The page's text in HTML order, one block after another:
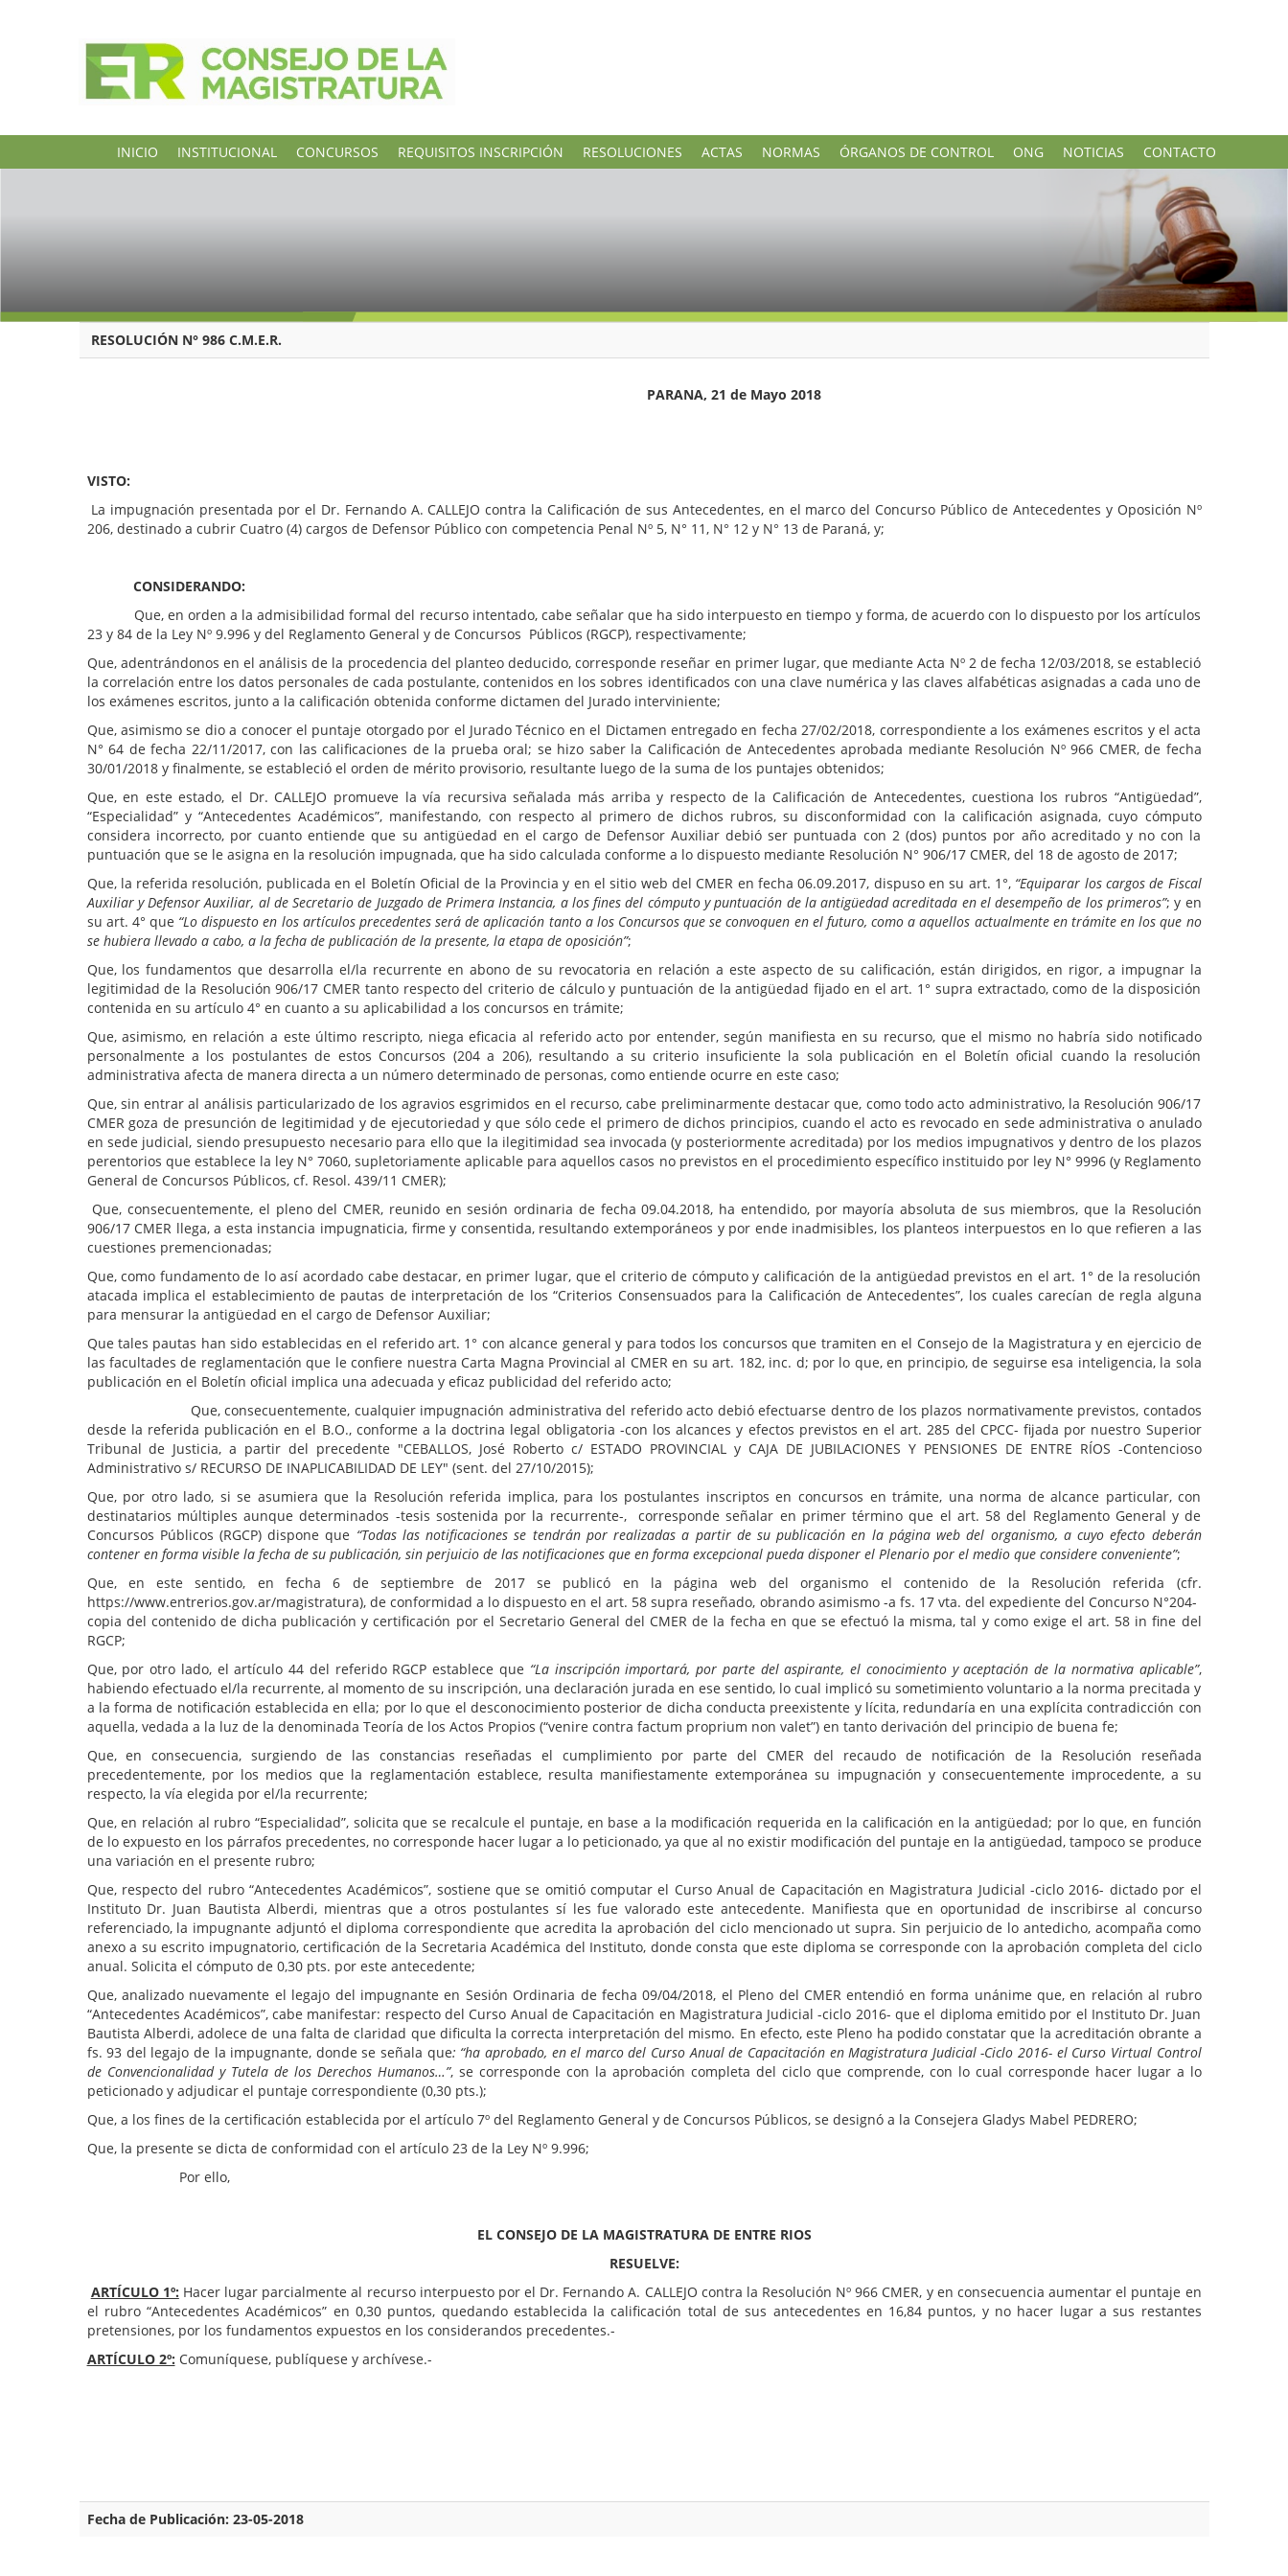
INICIO INSTITUCIONAL CONCURSOS REQUISITOS INSCRIPCIÓN RESOLUCIONES ACTAS NORMAS ÓRGANOS DE CONTROL ONG NOTICIAS CONTACTO
RESOLUCIÓN N° 986 C.M.E.R.
PARANA, 21 de Mayo 2018
VISTO:
La impugnación presentada por el Dr. Fernando A. CALLEJO contra la Calificación de sus Antecedentes, en el marco del Concurso Público de Antecedentes y Oposición Nº
206, destinado a cubrir Cuatro (4) cargos de Defensor Público con competencia Penal Nº 5, N° 11, N° 12 y N° 13 de Paraná, y;
CONSIDERANDO:
Que, en orden a la admisibilidad formal del recurso intentado, cabe señalar que ha sido interpuesto en tiempo y forma, de acuerdo con lo dispuesto por los artículos
23 y 84 de la Ley Nº 9.996 y del Reglamento General y de Concursos Públicos (RGCP), respectivamente;
Que, adentrándonos en el análisis de la procedencia del planteo deducido, corresponde reseñar en primer lugar, que mediante Acta Nº 2 de fecha 12/03/2018, se estableció
la correlación entre los datos personales de cada postulante, contenidos en los sobres identificados con una clave numérica y las claves alfabéticas asignadas a cada uno de
los exámenes escritos, junto a la calificación obtenida conforme dictamen del Jurado interviniente;
Que, asimismo se dio a conocer el puntaje otorgado por el Jurado Técnico en el Dictamen entregado en fecha 27/02/2018, correspondiente a los exámenes escritos y el acta
N° 64 de fecha 22/11/2017, con las calificaciones de la prueba oral; se hizo saber la Calificación de Antecedentes aprobada mediante Resolución Nº 966 CMER, de fecha
30/01/2018 y finalmente, se estableció el orden de mérito provisorio, resultante luego de la suma de los puntajes obtenidos;
Que, en este estado, el Dr. CALLEJO promueve la vía recursiva señalada más arriba y respecto de la Calificación de Antecedentes, cuestiona los rubros “Antigüedad”,
“Especialidad” y “Antecedentes Académicos”, manifestando, con respecto al primero de dichos rubros, su disconformidad con la calificación asignada, cuyo cómputo
considera incorrecto, por cuanto entiende que su antigüedad en el cargo de Defensor Auxiliar debió ser puntuada con 2 (dos) puntos por año acreditado y no con la
puntuación que se le asigna en la resolución impugnada, que ha sido calculada conforme a lo dispuesto mediante Resolución N° 906/17 CMER, del 18 de agosto de 2017;
Que, la referida resolución, publicada en el Boletín Oficial de la Provincia y en el sitio web del CMER en fecha 06.09.2017, dispuso en su art. 1°, “Equiparar los cargos de Fiscal
Auxiliar y Defensor Auxiliar, al de Secretario de Juzgado de Primera Instancia, a los fines del cómputo y puntuación de la antigüedad acreditada en el desempeño de los primeros”; y en
su art. 4° que “Lo dispuesto en los artículos precedentes será de aplicación tanto a los Concursos que se convoquen en el futuro, como a aquellos actualmente en trámite en los que no
se hubiera llevado a cabo, a la fecha de publicación de la presente, la etapa de oposición”;
Que, los fundamentos que desarrolla el/la recurrente en abono de su revocatoria en relación a este aspecto de su calificación, están dirigidos, en rigor, a impugnar la
legitimidad de la Resolución 906/17 CMER tanto respecto del criterio de cálculo y puntuación de la antigüedad fijado en el art. 1° supra extractado, como de la disposición
contenida en su artículo 4° en cuanto a su aplicabilidad a los concursos en trámite;
Que, asimismo, en relación a este último rescripto, niega eficacia al referido acto por entender, según manifiesta en su recurso, que el mismo no habría sido notificado
personalmente a los postulantes de estos Concursos (204 a 206), resultando a su criterio insuficiente la sola publicación en el Boletín oficial cuando la resolución
administrativa afecta de manera directa a un número determinado de personas, como entiende ocurre en este caso;
Que, sin entrar al análisis particularizado de los agravios esgrimidos en el recurso, cabe preliminarmente destacar que, como todo acto administrativo, la Resolución 906/17
CMER goza de presunción de legitimidad y de ejecutoriedad y que sólo cede el primero de dichos principios, cuando el acto es revocado en sede administrativa o anulado
en sede judicial, siendo presupuesto necesario para ello que la ilegitimidad sea invocada (y posteriormente acreditada) por los medios impugnativos y dentro de los plazos
perentorios que establece la ley N° 7060, supletoriamente aplicable para aquellos casos no previstos en el procedimiento específico instituido por ley N° 9996 (y Reglamento
General de Concursos Públicos, cf. Resol. 439/11 CMER);
Que, consecuentemente, el pleno del CMER, reunido en sesión ordinaria de fecha 09.04.2018, ha entendido, por mayoría absoluta de sus miembros, que la Resolución
906/17 CMER llega, a esta instancia impugnaticia, firme y consentida, resultando extemporáneos y por ende inadmisibles, los planteos interpuestos en lo que refieren a las
cuestiones premencionadas;
Que, como fundamento de lo así acordado cabe destacar, en primer lugar, que el criterio de cómputo y calificación de la antigüedad previstos en el art. 1° de la resolución
atacada implica el establecimiento de pautas de interpretación de los “Criterios Consensuados para la Calificación de Antecedentes”, los cuales carecían de regla alguna
para mensurar la antigüedad en el cargo de Defensor Auxiliar;
Que tales pautas han sido establecidas en el referido art. 1° con alcance general y para todos los concursos que tramiten en el Consejo de la Magistratura y en ejercicio de
las facultades de reglamentación que le confiere nuestra Carta Magna Provincial al CMER en su art. 182, inc. d; por lo que, en principio, de seguirse esa inteligencia, la sola
publicación en el Boletín oficial implica una adecuada y eficaz publicidad del referido acto;
Que, consecuentemente, cualquier impugnación administrativa del referido acto debió efectuarse dentro de los plazos normativamente previstos, contados
desde la referida publicación en el B.O., conforme a la doctrina legal obligatoria -con los alcances y efectos previstos en el art. 285 del CPCC- fijada por nuestro Superior
Tribunal de Justicia, a partir del precedente "CEBALLOS, José Roberto c/ ESTADO PROVINCIAL y CAJA DE JUBILACIONES Y PENSIONES DE ENTRE RÍOS -Contencioso
Administrativo s/ RECURSO DE INAPLICABILIDAD DE LEY" (sent. del 27/10/2015);
Que, por otro lado, si se asumiera que la Resolución referida implica, para los postulantes inscriptos en concursos en trámite, una norma de alcance particular, con
destinatarios múltiples aunque determinados -tesis sostenida por la recurrente-, corresponde señalar en primer término que el art. 58 del Reglamento General y de
Concursos Públicos (RGCP) dispone que “Todas las notificaciones se tendrán por realizadas a partir de su publicación en la página web del organismo, a cuyo efecto deberán
contener en forma visible la fecha de su publicación, sin perjuicio de las notificaciones que en forma excepcional pueda disponer el Plenario por el medio que considere conveniente”;
Que, en este sentido, en fecha 6 de septiembre de 2017 se publicó en la página web del organismo el contenido de la Resolución referida (cfr.
https://www.entrerios.gov.ar/magistratura), de conformidad a lo dispuesto en el art. 58 supra reseñado, obrando asimismo -a fs. 17 vta. del expediente del Concurso N°204-
copia del contenido de dicha publicación y certificación por el Secretario General del CMER de la fecha en que se efectuó la misma, tal y como exige el art. 58 in fine del
RGCP;
Que, por otro lado, el artículo 44 del referido RGCP establece que “La inscripción importará, por parte del aspirante, el conocimiento y aceptación de la normativa aplicable”,
habiendo efectuado el/la recurrente, al momento de su inscripción, una declaración jurada en ese sentido, lo cual implicó su sometimiento voluntario a la norma precitada y
a la forma de notificación establecida en ella; por lo que el desconocimiento posterior de dicha conducta preexistente y lícita, redundaría en una explícita contradicción con
aquella, vedada a la luz de la denominada Teoría de los Actos Propios (“venire contra factum proprium non valet”) en tanto derivación del principio de buena fe;
Que, en consecuencia, surgiendo de las constancias reseñadas el cumplimiento por parte del CMER del recaudo de notificación de la Resolución reseñada
precedentemente, por los medios que la reglamentación establece, resulta manifiestamente extemporánea su impugnación y consecuentemente improcedente, a su
respecto, la vía elegida por el/la recurrente;
Que, en relación al rubro “Especialidad”, solicita que se recalcule el puntaje, en base a la modificación requerida en la calificación en la antigüedad; por lo que, en función
de lo expuesto en los párrafos precedentes, no corresponde hacer lugar a lo peticionado, ya que al no existir modificación del puntaje en la antigüedad, tampoco se produce
una variación en el presente rubro;
Que, respecto del rubro “Antecedentes Académicos”, sostiene que se omitió computar el Curso Anual de Capacitación en Magistratura Judicial -ciclo 2016- dictado por el
Instituto Dr. Juan Bautista Alberdi, mientras que a otros postulantes sí les fue valorado este antecedente. Manifiesta que en oportunidad de inscribirse al concurso
referenciado, la impugnante adjuntó el diploma correspondiente que acredita la aprobación del ciclo mencionado ut supra. Sin perjuicio de lo antedicho, acompaña como
anexo a su escrito impugnatorio, certificación de la Secretaria Académica del Instituto, donde consta que este diploma se corresponde con la aprobación completa del ciclo
anual. Solicita el cómputo de 0,30 pts. por este antecedente;
Que, analizado nuevamente el legajo del impugnante en Sesión Ordinaria de fecha 09/04/2018, el Pleno del CMER entendió en forma unánime que, en relación al rubro
“Antecedentes Académicos”, cabe manifestar: respecto del Curso Anual de Capacitación en Magistratura Judicial -ciclo 2016- que el diploma emitido por el Instituto Dr. Juan
Bautista Alberdi, adolece de una falta de claridad que dificulta la correcta interpretación del mismo. En efecto, este Pleno ha podido constatar que la acreditación obrante a
fs. 93 del legajo de la impugnante, donde se señala que: “ha aprobado, en el marco del Curso Anual de Capacitación en Magistratura Judicial -Ciclo 2016- el Curso Virtual Control
de Convencionalidad y Tutela de los Derechos Humanos…”, se corresponde con la aprobación completa del ciclo que comprende, con lo cual corresponde hacer lugar a lo
peticionado y adjudicar el puntaje correspondiente (0,30 pts.);
Que, a los fines de la certificación establecida por el artículo 7º del Reglamento General y de Concursos Públicos, se designó a la Consejera Gladys Mabel PEDRERO;
Que, la presente se dicta de conformidad con el artículo 23 de la Ley Nº 9.996;
Por ello,
EL CONSEJO DE LA MAGISTRATURA DE ENTRE RIOS
RESUELVE:
ARTÍCULO 1º: Hacer lugar parcialmente al recurso interpuesto por el Dr. Fernando A. CALLEJO contra la Resolución Nº 966 CMER, y en consecuencia aumentar el puntaje en
el rubro “Antecedentes Académicos” en 0,30 puntos, quedando establecida la calificación total de sus antecedentes en 16,84 puntos, y no hacer lugar a sus restantes
pretensiones, por los fundamentos expuestos en los considerandos precedentes.-
ARTÍCULO 2º: Comuníquese, publíquese y archívese.-
Fecha de Publicación: 23-05-2018